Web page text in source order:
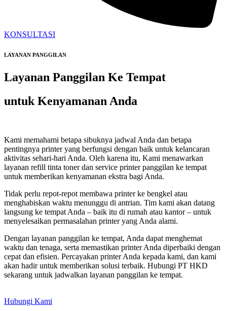
KONSULTASI
LAYANAN PANGGILAN
Layanan Panggilan Ke Tempat
untuk Kenyamanan Anda
Kami memahami betapa sibuknya jadwal Anda dan betapa
pentingnya printer yang berfungsi dengan baik untuk kelancaran
aktivitas sehari-hari Anda. Oleh karena itu, Kami menawarkan
layanan refill tinta toner dan service printer panggilan ke tempat
untuk memberikan kenyamanan ekstra bagi Anda.
Tidak perlu repot-repot membawa printer ke bengkel atau
menghabiskan waktu menunggu di antrian. Tim kami akan datang
langsung ke tempat Anda – baik itu di rumah atau kantor – untuk
menyelesaikan permasalahan printer yang Anda alami.
Dengan layanan panggilan ke tempat, Anda dapat menghemat
waktu dan tenaga, serta memastikan printer Anda diperbaiki dengan
cepat dan efisien. Percayakan printer Anda kepada kami, dan kami
akan hadir untuk memberikan solusi terbaik. Hubungi PT HKD
sekarang untuk jadwalkan layanan panggilan ke tempat.
Hubungi Kami